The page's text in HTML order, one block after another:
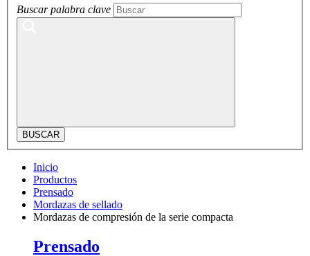
Buscar palabra clave
BUSCAR
Inicio
Productos
Prensado
Mordazas de sellado
Mordazas de compresión de la serie compacta
Prensado